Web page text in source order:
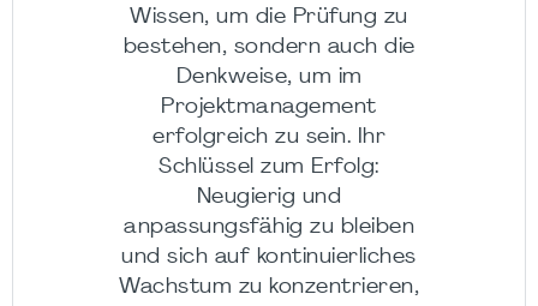
Wissen, um die Prüfung zu
bestehen, sondern auch die
Denkweise, um im
Projektmanagement
erfolgreich zu sein. Ihr
Schlüssel zum Erfolg:
Neugierig und
anpassungsfähig zu bleiben
und sich auf kontinuierliches
Wachstum zu konzentrieren,